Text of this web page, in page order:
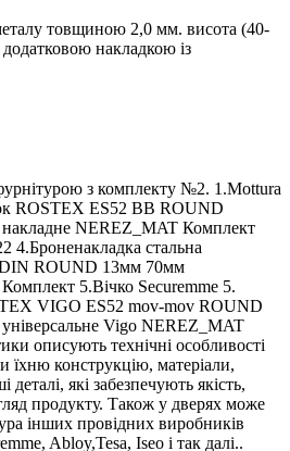
товщиною 2,0 мм. висота (40-
накладкою із
з комплекту №2. 1.Mottura
ROSTEX ES52 BB ROUND
NEREZ_MAT Комплект
4.Броненакладка стальна
ROUND 13мм 70мм
5.Вічко Securemme 5.
VIGO ES52 mov-mov ROUND
Vigo NEREZ_MAT
описують технічні особливості
конструкцію, матеріали,
деталі, які забезпечують якість,
продукту. Також у дверях може
інших провідних виробників
Abloy,Tesa, Iseo і так далі..